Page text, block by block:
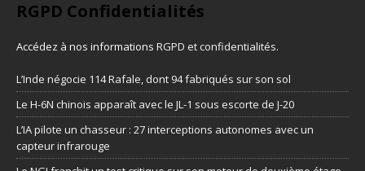
RGPD Confidentialités
Accédez à nos informations RGPD et confidentialités.
L’Inde négocie 114 Rafale, dont 94 fabriqués sur son sol
Le H-6N chinois apparaît avec le JL-1 sous escorte de J-20
L’IA pilote un chasseur : 27 interceptions autonomes avec un
capteur infrarouge